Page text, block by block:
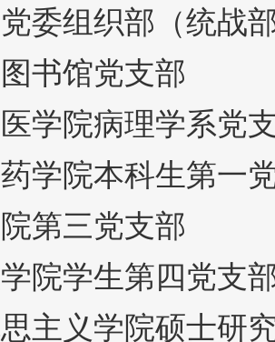
委组织部（统战
书馆党支部
学院病理学系党
学院本科生第一
第三党支部
院学生第四党支
主义学院硕士研